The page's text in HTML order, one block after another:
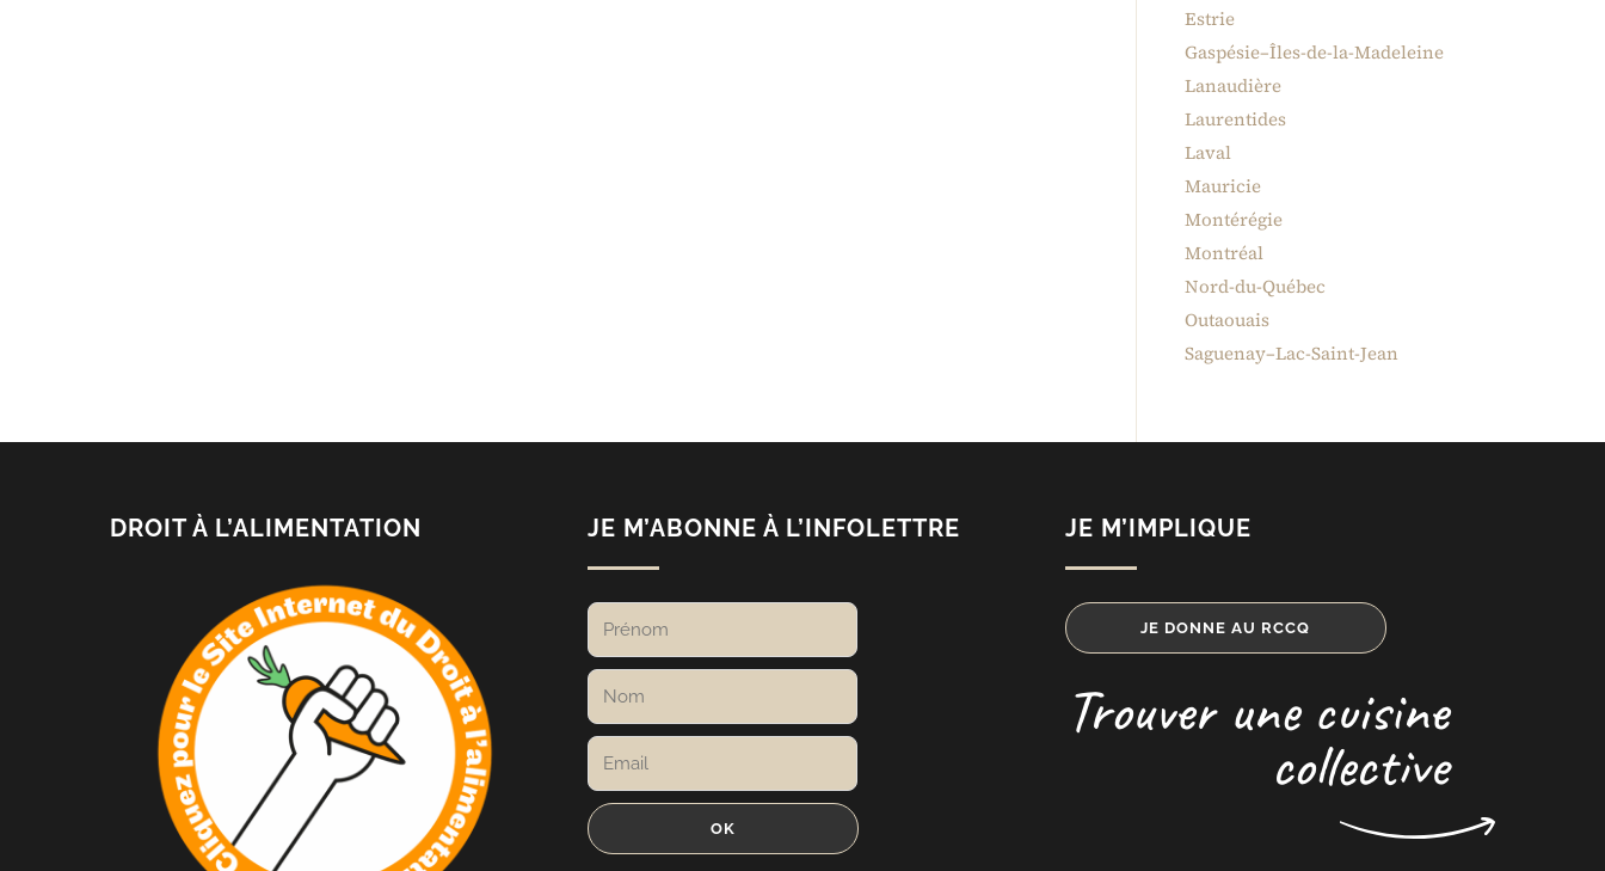
Estrie
Gaspésie–Îles-de-la-Madeleine
Lanaudière
Laurentides
Laval
Mauricie
Montérégie
Montréal
Nord-du-Québec
Outaouais
Saguenay–Lac-Saint-Jean
DROIT À L’ALIMENTATION JE M’ABONNE À L’INFOLETTRE JE M’IMPLIQUE
JE DONNE AU RCCQ
Trouver une cuisine
collective